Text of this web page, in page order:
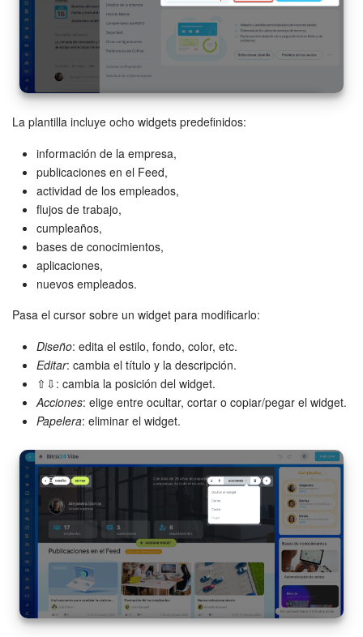
La plantilla incluye ocho widgets predefinidos:
información de la empresa,
publicaciones en el Feed,
actividad de los empleados,
flujos de trabajo,
cumpleaños,
bases de conocimientos,
aplicaciones,
nuevos empleados.
Pasa el cursor sobre un widget para modificarlo:
Diseño: edita el estilo, fondo, color, etc.
Editar: cambia el título y la descripción.
⇧⇩: cambia la posición del widget.
Acciones: elige entre ocultar, cortar o copiar/pegar el widget.
Papelera: eliminar el widget.